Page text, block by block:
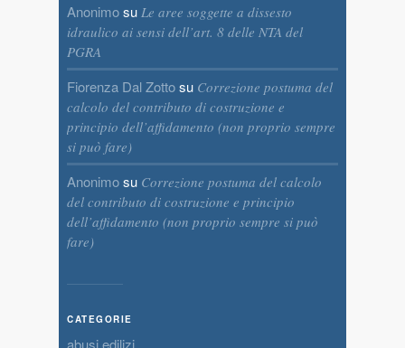
Anonimosu Le aree soggette a dissesto
idraulico ai sensi dell’art. 8 delle NTA del
PGRA
Fiorenza Dal Zottosu Correzione postuma del
calcolo del contributo di costruzione e
principio dell’affidamento (non proprio sempre
si può fare)
Anonimosu Correzione postuma del calcolo
del contributo di costruzione e principio
dell’affidamento (non proprio sempre si può
fare)
CATEGORIE
abusi edilizi